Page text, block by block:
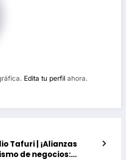
Edita tu perfil ahora.
Tafuri | ¡Alianzas
de negocios: